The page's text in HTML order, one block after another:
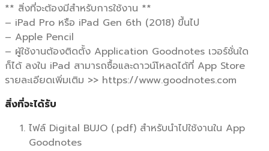
** สิ่งที่จะต้องมีสำหรับการใช้งาน **
– iPad Pro หรือ iPad Gen 6th (2018) ขึ้นไป
– Apple Pencil
– ผู้ใช้งานต้องติดตั้ง Application Goodnotes เวอร์ชั่นใด
ก็ได้ ลงใน iPad สามารถซื้อและดาวน์โหลดได้ที่ App Store
รายละเอียดเพิ่มเติม >> https://www.goodnotes.com
สิ่งที่จะได้รับ
ไฟล์ Digital BUJO (.pdf) สำหรับนำไปใช้งานใน App
Goodnotes